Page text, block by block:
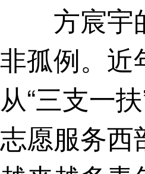
方宸宇
非孤例。近
从“三支一
志愿服务西